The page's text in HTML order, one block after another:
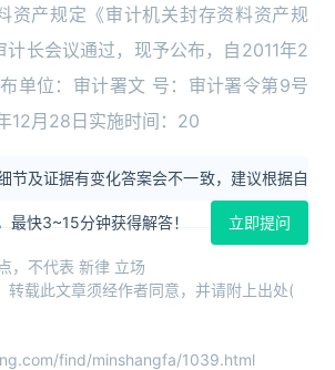
资产规定《审计机关封存资料资产规
计长会议通过，现予公布，自2011年2
单位：审计署文 号：审计署令第9号
12月28日实施时间：20
节及证据有变化答案会不一致，建议根据自
最快3~15分钟获得解答！ 立即提问
，不代表 新律 立场
转载此文章须经作者同意，并请附上出处(
find/minshangfa/1039.html